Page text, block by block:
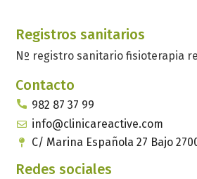
Registros sanitarios
Nº registro sanitario fisioterapia
Contacto
982 87 37 99
info@clinicareactive.com
C/ Marina Española 27 Bajo
Redes sociales